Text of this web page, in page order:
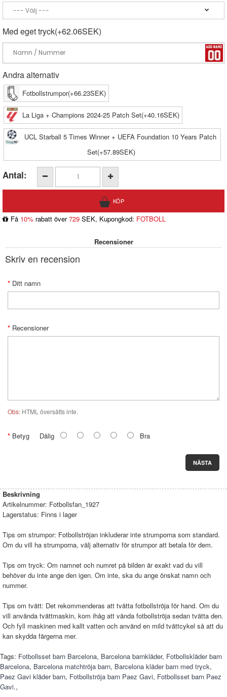
Med eget tryck(+62.06SEK)
Andra alternativ
Fotbollstrumpor(+66.23SEK)
La Liga + Champions 2024-25 Patch Set(+40.16SEK)
UCL Starball 5 Times Winner + UEFA Foundation 10 Years Patch
Set(+57.89SEK)
Antal:
Få 10% rabatt över729 SEK, Kupongkod: FOTBOLL
Recensioner
Skriv en recension
Ditt namn
Recensioner
Obs: HTML översätts inte.
Betyg Dålig Bra
NÄSTA
Beskrivning
Artikelnummer: Fotbollsfan_1927
Lagerstatus: Finns i lager
Tips om strumpor: Fotbollströjan inkluderar inte strumporna som standard.
Om du vill ha strumporna, välj alternativ för strumpor att betala för dem.
Tips om tryck: Om namnet och numret på bilden är exakt vad du vill
behöver du inte ange den igen. Om inte, ska du ange önskat namn och
nummer.
Tips om tvätt: Det rekommenderas att tvätta fotbollströja för hand. Om du
vill använda tvättmaskin, kom ihåg att vända fotbollströja sedan tvätta den.
Och fyll maskinen med kallt vatten och använd en mild tvättcykel så att du
kan skydda färgerna mer.
Tags: Fotbollsset barn Barcelona, Barcelona barnkläder, Fotbollskläder barn
Barcelona, Barcelona matchtröja barn, Barcelona kläder barn med tryck,
Paez Gavi kläder barn, Fotbollströja barn Paez Gavi, Fotbollsset barn Paez
Gavi.,